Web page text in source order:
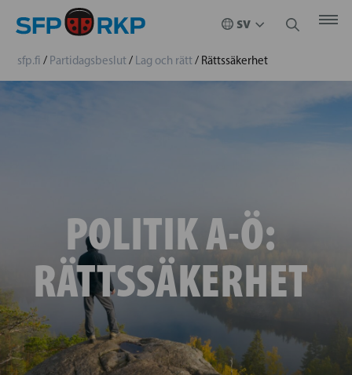
sfp.fi / Partidagsbeslut/ Lag och rätt/ Rättssäkerhet
POLITIK A-Ö:
RÄTTSSÄKERHET